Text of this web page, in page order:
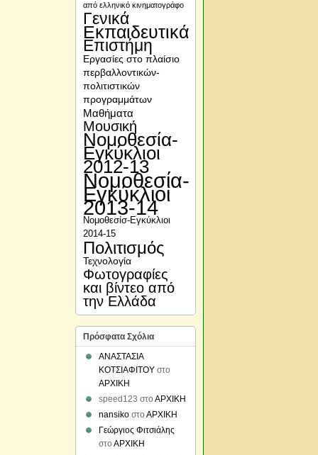
από ελληνικό κινηματογράφο
Γενικά
Εκπαιδευτικά
Επιστήμη
Εργασίες στο πλαίσιο
περβαλλοντικών-
πολιτιστικών
προγραμμάτων
Μαθήματα
Μουσική
Νομοθεσία-
Εγκύκλιοι
2012-13
Νομοθεσία-
Εγκύκλιοι
2013-14
Νομοθεσίσ-Εγκύκλιοι
2014-15
Πολιτισμός
Τεχνολογία
Φωτογραφίες
και βίντεο από
την Ελλάδα
Πρόσφατα Σχόλια
ΑΝΑΣΤΑΣΙΑ
ΚΟΤΣΙΑΦΙΤΟΥ στο
ΑΡΧΙΚΗ
speed123 στο ΑΡΧΙΚΗ
nansiko στο ΑΡΧΙΚΗ
Γεώργιος Φιτσιάλης
στο ΑΡΧΙΚΗ
Ορισμός
Περιφερειακών
Ομάδων Δράσεων
Πρόληψης (ΠΟΔΠ) της
Σχολικής Βίας και του
Εκφοβισμού ανά